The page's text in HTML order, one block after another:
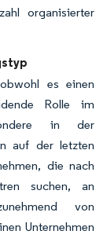
organisierter
es einen
Rolle im
in der
auf der letzten
die nach
suchen, an
von
Unternehmen